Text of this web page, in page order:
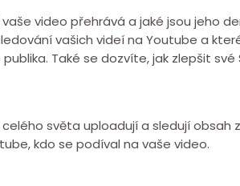
video přehrává a jaké jsou jeho
vašich videí na Youtube a
Také se dozvíte, jak zlepšit své
světa uploadují a sledují obsah
kdo se podíval na vaše video.